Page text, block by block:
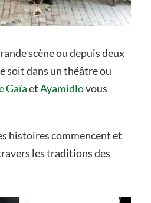
scène ou depuis deux
soit dans un théâtre ou
GaïaetAyamidlovous
histoires commencent et
les traditions des